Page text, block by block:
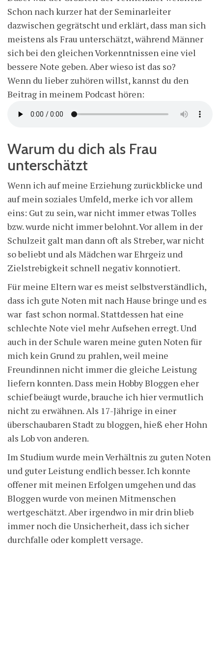
Schon nach kurzer hat der Seminarleiter
dazwischen gegrätscht und erklärt, dass man sich
meistens als Frau unterschätzt, während Männer
sich bei den gleichen Vorkenntnissen eine viel
bessere Note geben. Aber wieso ist das so?
Wenn du lieber zuhören willst, kannst du den
Beitrag in meinem Podcast hören:
Warum du dich als Frau
unterschätzt
Wenn ich auf meine Erziehung zurückblicke und
auf mein soziales Umfeld, merke ich vor allem
eins: Gut zu sein, war nicht immer etwas Tolles
bzw. wurde nicht immer belohnt. Vor allem in der
Schulzeit galt man dann oft als Streber, war nicht
so beliebt und als Mädchen war Ehrgeiz und
Zielstrebigkeit schnell negativ konnotiert.
Für meine Eltern war es meist selbstverständlich,
dass ich gute Noten mit nach Hause bringe und es
war fast schon normal. Stattdessen hat eine
schlechte Note viel mehr Aufsehen erregt. Und
auch in der Schule waren meine guten Noten für
mich kein Grund zu prahlen, weil meine
Freundinnen nicht immer die gleiche Leistung
liefern konnten. Dass mein Hobby Bloggen eher
schief beäugt wurde, brauche ich hier vermutlich
nicht zu erwähnen. Als 17-Jährige in einer
überschaubaren Stadt zu bloggen, hieß eher Hohn
als Lob von anderen.
Im Studium wurde mein Verhältnis zu guten Noten
und guter Leistung endlich besser. Ich konnte
offener mit meinen Erfolgen umgehen und das
Bloggen wurde von meinen Mitmenschen
wertgeschätzt. Aber irgendwo in mir drin blieb
immer noch die Unsicherheit, dass ich sicher
durchfalle oder komplett versage.